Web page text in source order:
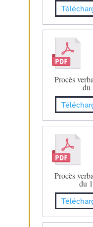
Procès
du
Procès
du